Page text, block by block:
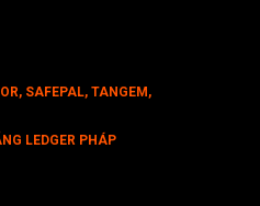
SAFEPAL, TANGEM,
LEDGER PHÁP